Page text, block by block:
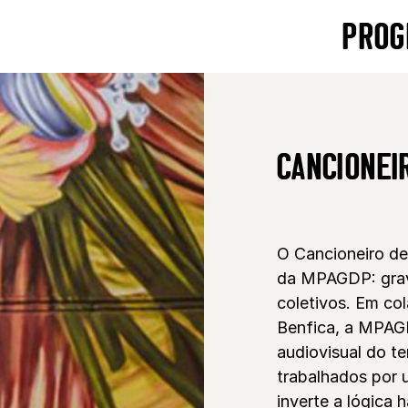
O Cancioneiro
da MPAGDP:
coletivos. Em
Benfica, a
audiovisual do
trabalhados por
inverte a lógica